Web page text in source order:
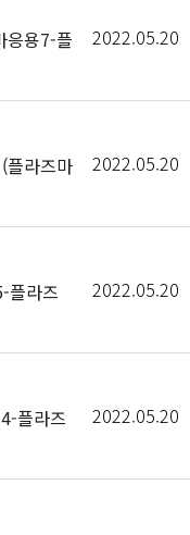
용7-플
2022.05.20
플라즈마
2022.05.20
플라즈
2022.05.20
플라즈
2022.05.20